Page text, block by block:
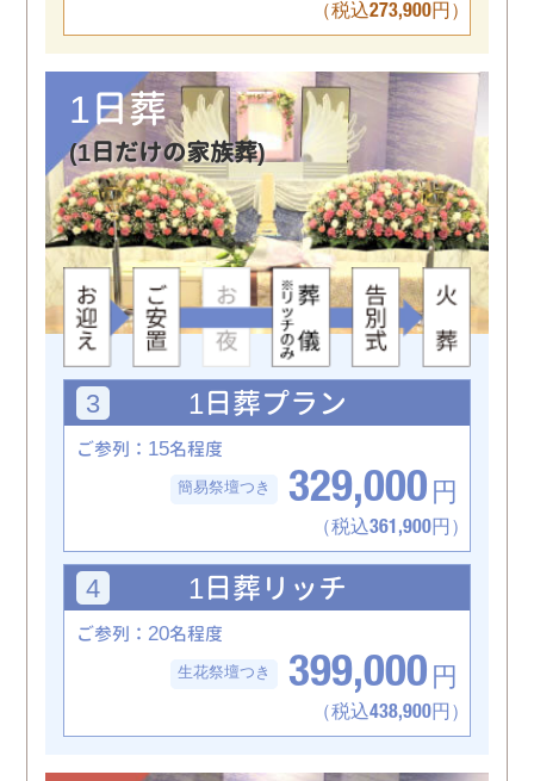
（税込273,900円）
1日葬
(1日だけの家族葬)
3 1日葬プラン
ご参列： 15名程度
簡易祭壇つき 329,000 円
（税込361,900円）
4 1日葬リッチ
ご参列： 20名程度
生花祭壇つき 399,000 円
（税込438,900円）